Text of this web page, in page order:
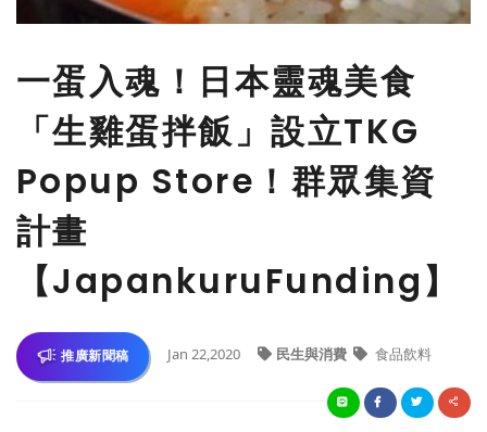
一蛋入魂！日本靈魂美食
「生雞蛋拌飯」設立TKG
Popup Store！群眾集資
計畫
【JapankuruFunding】
推廣新聞稿 Jan 22,2020 民生與消費 食品飲料